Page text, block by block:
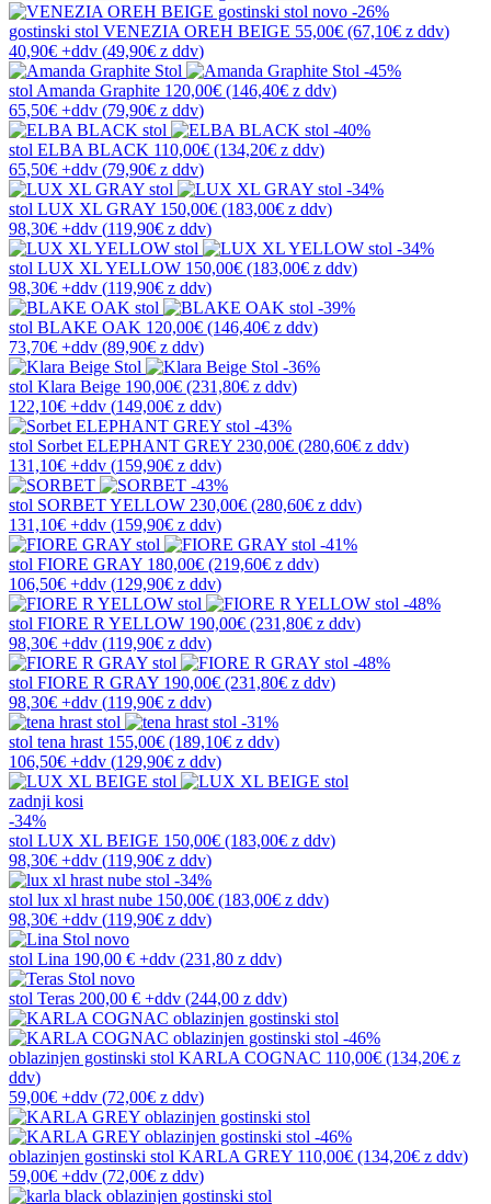
novo -26%
gostinski stol VENEZIA OREH BEIGE 55,00€ (67,10€ z ddv)
40,90€ +ddv (49,90€ z ddv)
-45%
stol Amanda Graphite 120,00€ (146,40€ z ddv)
65,50€ +ddv (79,90€ z ddv)
-40%
stol ELBA BLACK 110,00€ (134,20€ z ddv)
65,50€ +ddv (79,90€ z ddv)
-34%
stol LUX XL GRAY 150,00€ (183,00€ z ddv)
98,30€ +ddv (119,90€ z ddv)
-34%
stol LUX XL YELLOW 150,00€ (183,00€ z ddv)
98,30€ +ddv (119,90€ z ddv)
-39%
stol BLAKE OAK 120,00€ (146,40€ z ddv)
73,70€ +ddv (89,90€ z ddv)
-36%
stol Klara Beige 190,00€ (231,80€ z ddv)
122,10€ +ddv (149,00€ z ddv)
-43%
stol Sorbet ELEPHANT GREY 230,00€ (280,60€ z ddv)
131,10€ +ddv (159,90€ z ddv)
-43%
stol SORBET YELLOW 230,00€ (280,60€ z ddv)
131,10€ +ddv (159,90€ z ddv)
-41%
stol FIORE GRAY 180,00€ (219,60€ z ddv)
106,50€ +ddv (129,90€ z ddv)
-48%
stol FIORE R YELLOW 190,00€ (231,80€ z ddv)
98,30€ +ddv (119,90€ z ddv)
-48%
stol FIORE R GRAY 190,00€ (231,80€ z ddv)
98,30€ +ddv (119,90€ z ddv)
-31%
stol tena hrast 155,00€ (189,10€ z ddv)
106,50€ +ddv (129,90€ z ddv)
zadnji kosi
-34%
stol LUX XL BEIGE 150,00€ (183,00€ z ddv)
98,30€ +ddv (119,90€ z ddv)
-34%
stol lux xl hrast nube 150,00€ (183,00€ z ddv)
98,30€ +ddv (119,90€ z ddv)
novo
stol Lina 190,00 € +ddv (231,80 z ddv)
novo
stol Teras 200,00 € +ddv (244,00 z ddv)
-46%
oblazinjen gostinski stol KARLA COGNAC 110,00€ (134,20€ z
ddv)
59,00€ +ddv (72,00€ z ddv)
-46%
oblazinjen gostinski stol KARLA GREY 110,00€ (134,20€ z ddv)
59,00€ +ddv (72,00€ z ddv)